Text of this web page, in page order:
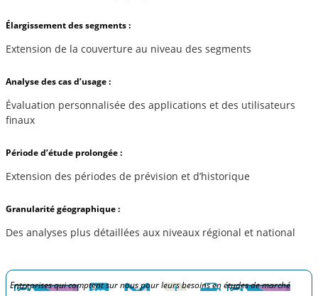
Élargissement des segments :
Extension de la couverture au niveau des segments
Analyse des cas d’usage :
Évaluation personnalisée des applications et des utilisateurs
finaux
Période d’étude prolongée :
Extension des périodes de prévision et d’historique
Granularité géographique :
Des analyses plus détaillées aux niveaux régional et national
Entreprises qui comptent sur nous pour leurs besoins en études de marché